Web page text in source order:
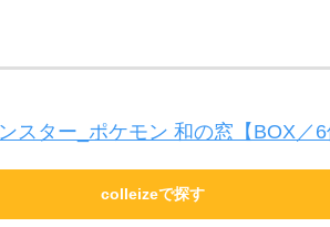
スター_ポケモン 和の窓【BOX／6
colleizeで探す